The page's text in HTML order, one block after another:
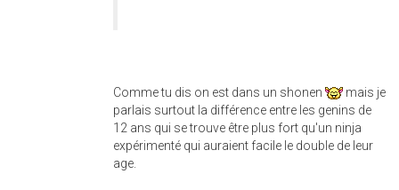
Comme tu dis on est dans un shonen
mais je
parlais surtout la différence entre les genins de
12 ans qui se trouve être plus fort qu'un ninja
expérimenté qui auraient facile le double de leur
age.